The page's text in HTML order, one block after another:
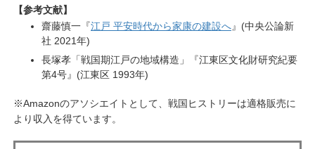
【参考文献】
齋藤慎一『江戸 平安時代から家康の建設へ 』(中央公論新
社 2021年)
長塚孝「戦国期江戸の地域構造」『江東区文化財研究紀要
第4号』(江東区 1993年)
※Amazonのアソシエイトとして、戦国ヒストリーは適格販売に
より収入を得ています。